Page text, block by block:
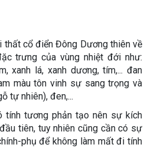
thất cổ điển Đông Dương thiên về
trưng của vùng nhiệt đới như:
xanh lá, xanh dương, tím,... đan
màu tôn vinh sự sang trọng và
tự nhiên), đen,...
tính tương phản tạo nên sự kích
tiên, tuy nhiên cũng cần có sự
phụ để không làm mất đi tính